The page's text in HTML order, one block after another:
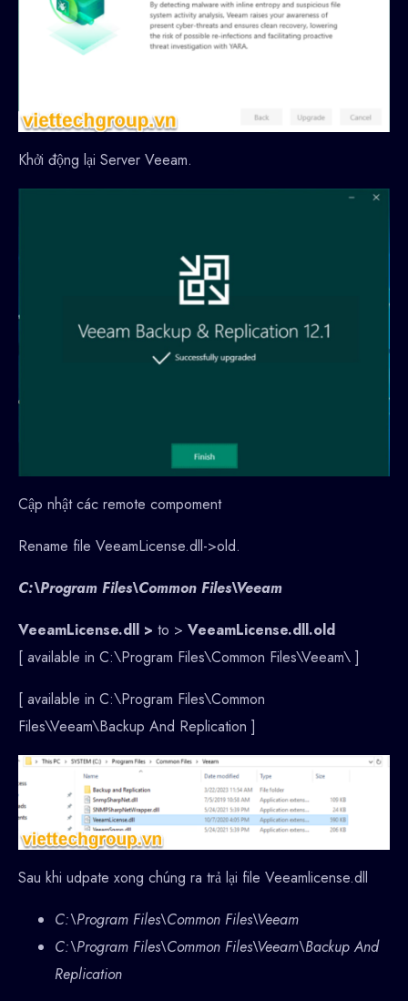
Khởi động lại Server Veeam.
Cập nhật các remote compoment
Rename file VeeamLicense.dll->old.
C:\Program Files\Common Files\Veeam
VeeamLicense.dll > to > VeeamLicense.dll.old
[ available in C:\Program Files\Common Files\Veeam\ ]
[ available in C:\Program Files\Common
Files\Veeam\Backup And Replication ]
Sau khi udpate xong chúng ra trả lại file Veeamlicense.dll
C:\Program Files\Common Files\Veeam
C:\Program Files\Common Files\Veeam\Backup And
Replication